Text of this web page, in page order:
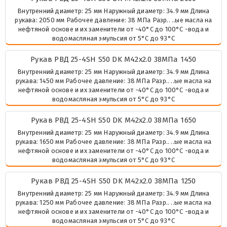
Внутренний диаметр: 25 мм Наружный диаметр: 34.9 мм Длина
рукава: 2050 мм Рабочее давление: 38 МПа Разр.. ..ые масла на
нефтяной основе и их заменители от -40°C до 100°C -вода и
водомасляная эмульсия от 5°C до 93°C
Рукав РВД 25-4SH S50 DK М42х2.0 38МПа 1450
Внутренний диаметр: 25 мм Наружный диаметр: 34.9 мм Длина
рукава: 1450 мм Рабочее давление: 38 МПа Разр.. ..ые масла на
нефтяной основе и их заменители от -40°C до 100°C -вода и
водомасляная эмульсия от 5°C до 93°C
Рукав РВД 25-4SH S50 DK М42х2.0 38МПа 1650
Внутренний диаметр: 25 мм Наружный диаметр: 34.9 мм Длина
рукава: 1650 мм Рабочее давление: 38 МПа Разр.. ..ые масла на
нефтяной основе и их заменители от -40°C до 100°C -вода и
водомасляная эмульсия от 5°C до 93°C
Рукав РВД 25-4SH S50 DK М42х2.0 38МПа 1250
Внутренний диаметр: 25 мм Наружный диаметр: 34.9 мм Длина
рукава: 1250 мм Рабочее давление: 38 МПа Разр.. ..ые масла на
нефтяной основе и их заменители от -40°C до 100°C -вода и
водомасляная эмульсия от 5°C до 93°C